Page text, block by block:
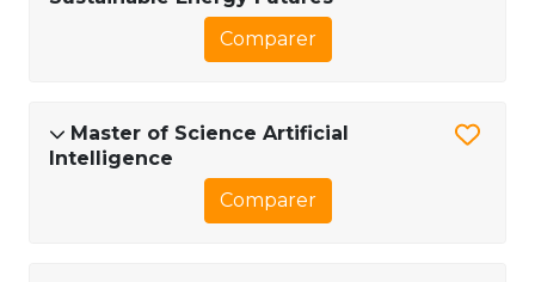
Comparer
Master of Science Artificial
Intelligence
Comparer